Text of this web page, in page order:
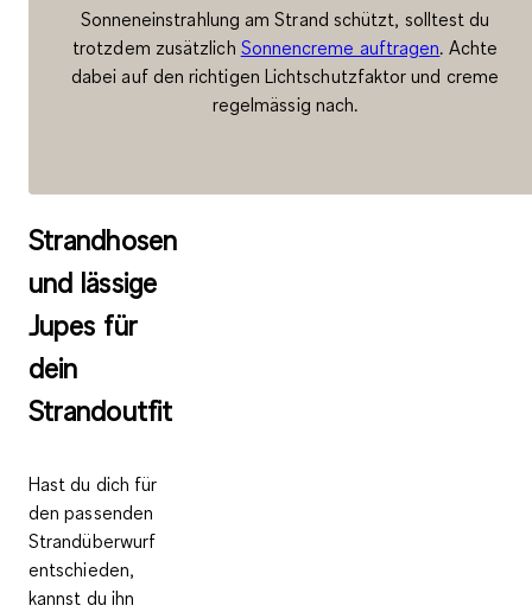
Sonneneinstrahlung am Strand schützt, solltest du
trotzdem zusätzlich Sonnencreme auftragen. Achte
dabei auf den richtigen Lichtschutzfaktor und creme
regelmässig nach.
Strandhosen
und lässige
Jupes für
dein
Strandoutfit
Hast du dich für
den passenden
Strandüberwurf
entschieden,
kannst du ihn